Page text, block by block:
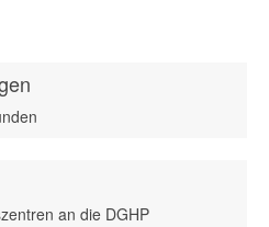
an die DGHP